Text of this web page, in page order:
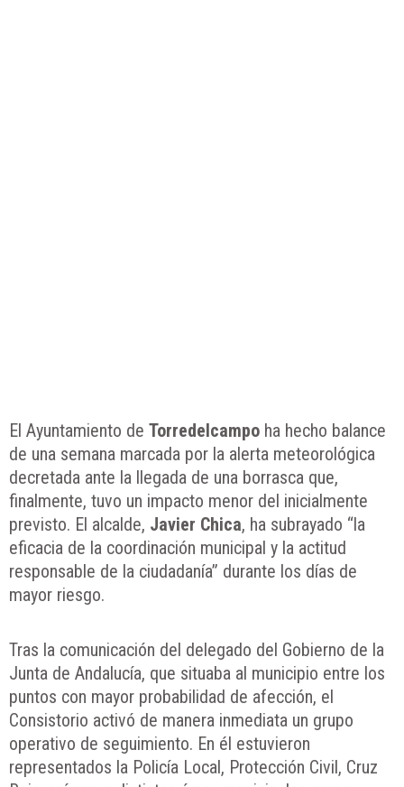
El Ayuntamiento de Torredelcampo ha hecho balance
de una semana marcada por la alerta meteorológica
decretada ante la llegada de una borrasca que,
finalmente, tuvo un impacto menor del inicialmente
previsto. El alcalde, Javier Chica, ha subrayado “la
eficacia de la coordinación municipal y la actitud
responsable de la ciudadanía” durante los días de
mayor riesgo.
Tras la comunicación del delegado del Gobierno de la
Junta de Andalucía, que situaba al municipio entre los
puntos con mayor probabilidad de afección, el
Consistorio activó de manera inmediata un grupo
operativo de seguimiento. En él estuvieron
representados la Policía Local, Protección Civil, Cruz